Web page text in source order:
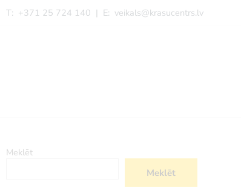
T: +371 25 724 140 | E: veikals@krasucentrs.lv
Meklēt
Meklēt